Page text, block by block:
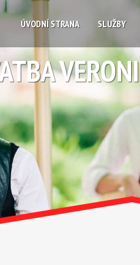
ÚVODNÍ STRANA SLUŽBY